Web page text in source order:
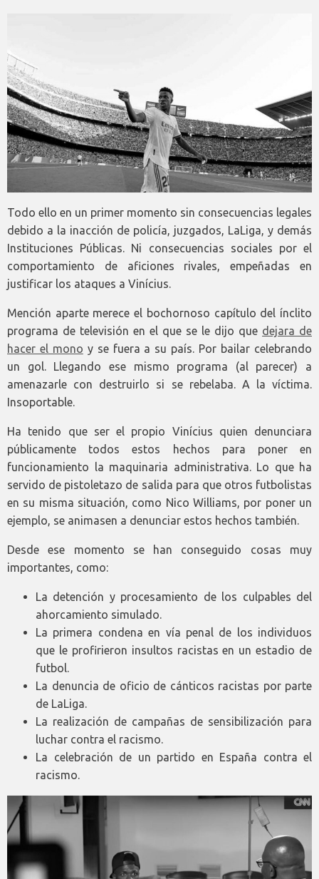
Todo ello en un primer momento sin consecuencias legales
debido a la inacción de policía, juzgados, LaLiga, y demás
Instituciones Públicas. Ni consecuencias sociales por el
comportamiento de aficiones rivales, empeñadas en
justificar los ataques a Vinícius.
Mención aparte merece el bochornoso capítulo del ínclito
programa de televisión en el que se le dijo que dejara de
hacer el mono y se fuera a su país. Por bailar celebrando
un gol. Llegando ese mismo programa (al parecer) a
amenazarle con destruirlo si se rebelaba. A la víctima.
Insoportable.
Ha tenido que ser el propio Vinícius quien denunciara
públicamente todos estos hechos para poner en
funcionamiento la maquinaria administrativa. Lo que ha
servido de pistoletazo de salida para que otros futbolistas
en su misma situación, como Nico Williams, por poner un
ejemplo, se animasen a denunciar estos hechos también.
Desde ese momento se han conseguido cosas muy
importantes, como:
La detención y procesamiento de los culpables del
ahorcamiento simulado.
La primera condena en vía penal de los individuos
que le profirieron insultos racistas en un estadio de
futbol.
La denuncia de oficio de cánticos racistas por parte
de LaLiga.
La realización de campañas de sensibilización para
luchar contra el racismo.
La celebración de un partido en España contra el
racismo.